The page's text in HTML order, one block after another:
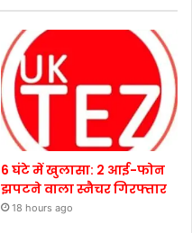
6 घंटे में खुलासा: 2 आई-फोन
झपटने वाला स्नैचर गिरफ्तार
18 hours ago